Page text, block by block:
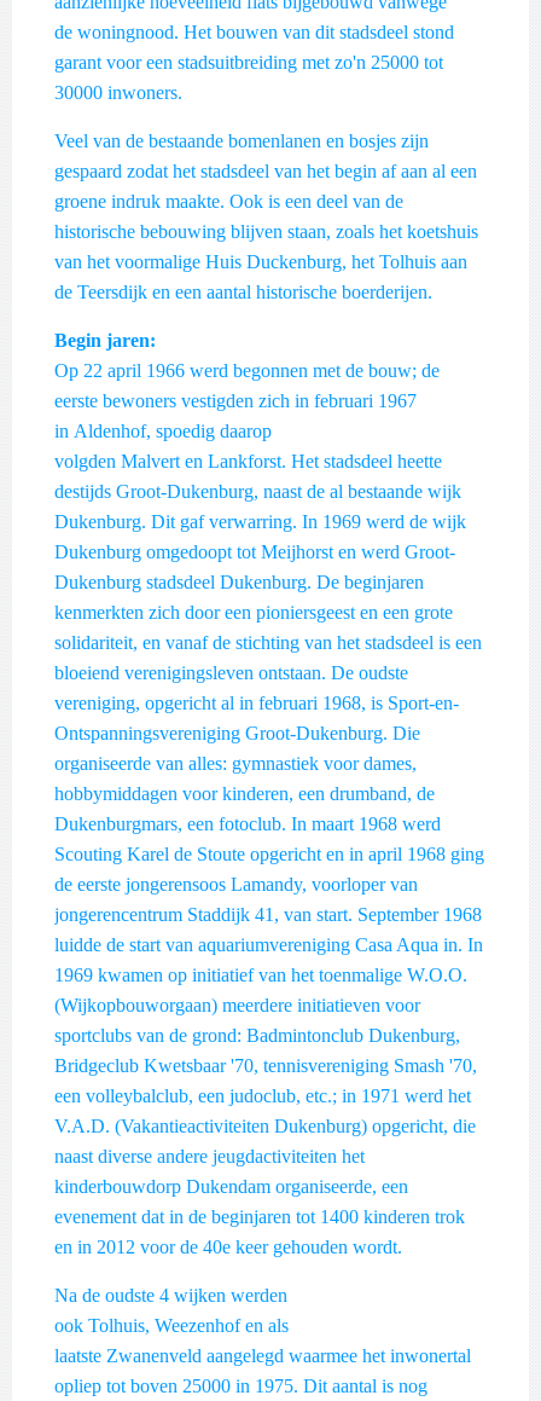
de woningnood. Het bouwen van dit stadsdeel stond
garant voor een stadsuitbreiding met zo'n 25000 tot
30000 inwoners.
Veel van de bestaande bomenlanen en bosjes zijn
gespaard zodat het stadsdeel van het begin af aan al een
groene indruk maakte. Ook is een deel van de
historische bebouwing blijven staan, zoals het koetshuis
van het voormalige Huis Duckenburg, het Tolhuis aan
de Teersdijk en een aantal historische boerderijen.
Begin jaren:
Op 22 april 1966 werd begonnen met de bouw; de
eerste bewoners vestigden zich in februari 1967
in Aldenhof, spoedig daarop
volgden Malvert en Lankforst. Het stadsdeel heette
destijds Groot-Dukenburg, naast de al bestaande wijk
Dukenburg. Dit gaf verwarring. In 1969 werd de wijk
Dukenburg omgedoopt tot Meijhorst en werd Groot-
Dukenburg stadsdeel Dukenburg. De beginjaren
kenmerkten zich door een pioniersgeest en een grote
solidariteit, en vanaf de stichting van het stadsdeel is een
bloeiend verenigingsleven ontstaan. De oudste
vereniging, opgericht al in februari 1968, is Sport-en-
Ontspanningsvereniging Groot-Dukenburg. Die
organiseerde van alles: gymnastiek voor dames,
hobbymiddagen voor kinderen, een drumband, de
Dukenburgmars, een fotoclub. In maart 1968 werd
Scouting Karel de Stoute opgericht en in april 1968 ging
de eerste jongerensoos Lamandy, voorloper van
jongerencentrum Staddijk 41, van start. September 1968
luidde de start van aquariumvereniging Casa Aqua in. In
1969 kwamen op initiatief van het toenmalige W.O.O.
(Wijkopbouworgaan) meerdere initiatieven voor
sportclubs van de grond: Badmintonclub Dukenburg,
Bridgeclub Kwetsbaar '70, tennisvereniging Smash '70,
een volleybalclub, een judoclub, etc.; in 1971 werd het
V.A.D. (Vakantieactiviteiten Dukenburg) opgericht, die
naast diverse andere jeugdactiviteiten het
kinderbouwdorp Dukendam organiseerde, een
evenement dat in de beginjaren tot 1400 kinderen trok
en in 2012 voor de 40e keer gehouden wordt.
Na de oudste 4 wijken werden
ook Tolhuis, Weezenhof en als
laatste Zwanenveld aangelegd waarmee het inwonertal
opliep tot boven 25000 in 1975. Dit aantal is nog